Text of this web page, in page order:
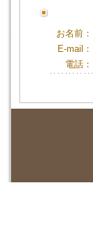
お名前：
E-mail：
電話：